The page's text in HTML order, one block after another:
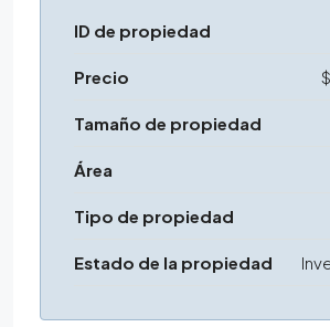
ID de propiedad
Precio
Tamaño de propiedad
Área
Tipo de propiedad
Estado de la propiedad